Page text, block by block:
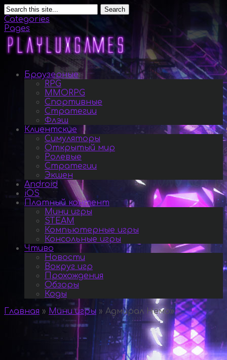
Search
Categories
Pages
Браузерные
RPG
MMORPG
Спортивные
Стратегии
Флэш
Клиентские
Симуляторы
Открытый мир
Ролевые
Стратегии
Экшен
Android
iOS
Платный контент
Мини игры
STEAM
Компьютерные игры
Консольные игры
Чтиво
Новости
Вокруг игр
Прохождения
Обзоры
Коды
Главная » Мини игры » Адмирал Немо»